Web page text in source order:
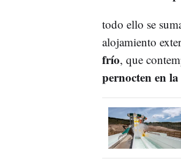
todo ello se
alojamiento
frío, que
pernocten en